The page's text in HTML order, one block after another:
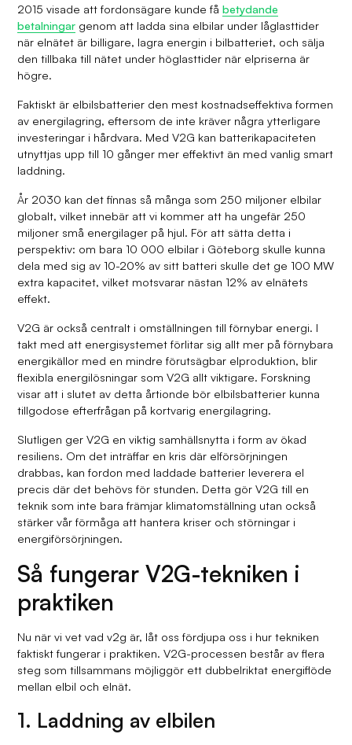
2015 visade att fordonsägare kunde fåbetydande
betalningar genom att ladda sina elbilar under låglasttider
när elnätet är billigare, lagra energin i bilbatteriet, och sälja
den tillbaka till nätet under höglasttider när elpriserna är
högre.
Faktiskt är elbilsbatterier den mest kostnadseffektiva formen
av energilagring, eftersom de inte kräver några ytterligare
investeringar i hårdvara. Med V2G kan batterikapaciteten
utnyttjas upp till 10 gånger mer effektivt än med vanlig smart
laddning.
År 2030 kan det finnas så många som 250 miljoner elbilar
globalt, vilket innebär att vi kommer att ha ungefär 250
miljoner små energilager på hjul. För att sätta detta i
perspektiv: om bara 10 000 elbilar i Göteborg skulle kunna
dela med sig av 10-20% av sitt batteri skulle det ge 100 MW
extra kapacitet, vilket motsvarar nästan 12% av elnätets
effekt.
V2G är också centralt i omställningen till förnybar energi. I
takt med att energisystemet förlitar sig allt mer på förnybara
energikällor med en mindre förutsägbar elproduktion, blir
flexibla energilösningar som V2G allt viktigare. Forskning
visar att i slutet av detta årtionde bör elbilsbatterier kunna
tillgodose efterfrågan på kortvarig energilagring.
Slutligen ger V2G en viktig samhällsnytta i form av ökad
resiliens. Om det inträffar en kris där elförsörjningen
drabbas, kan fordon med laddade batterier leverera el
precis där det behövs för stunden. Detta gör V2G till en
teknik som inte bara främjar klimatomställning utan också
stärker vår förmåga att hantera kriser och störningar i
energiförsörjningen.
Så fungerar V2G-tekniken i
praktiken
Nu när vi vet vad v2g är, låt oss fördjupa oss i hur tekniken
faktiskt fungerar i praktiken. V2G-processen består av flera
steg som tillsammans möjliggör ett dubbelriktat energiflöde
mellan elbil och elnät.
1. Laddning av elbilen